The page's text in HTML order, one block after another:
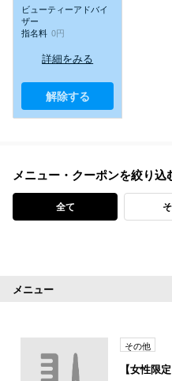
ビューティーアドバイ
ザー
指名料 0円
詳細をみる
解除する
メニュー・クーポンを絞り込
全て
メニュー
その他
【女性